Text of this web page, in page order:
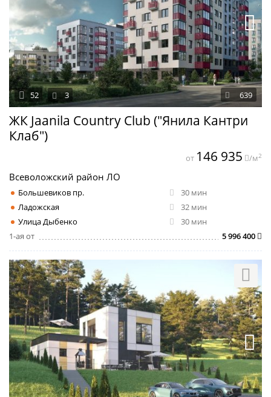
ЖК Jaanila Country Club ("Янила Кантри
Клаб")
639
52 3
Всеволожский район ЛО
Большевиков пр.
30 мин
Ладожская
32 мин
Улица Дыбенко
30 мин
1-ая от
5 996 400
от 146 935 /м2